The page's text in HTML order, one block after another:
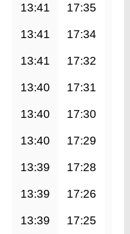
13:41 17:35
13:41 17:34
13:41 17:32
13:40 17:31
13:40 17:30
13:40 17:29
13:39 17:28
13:39 17:26
13:39 17:25